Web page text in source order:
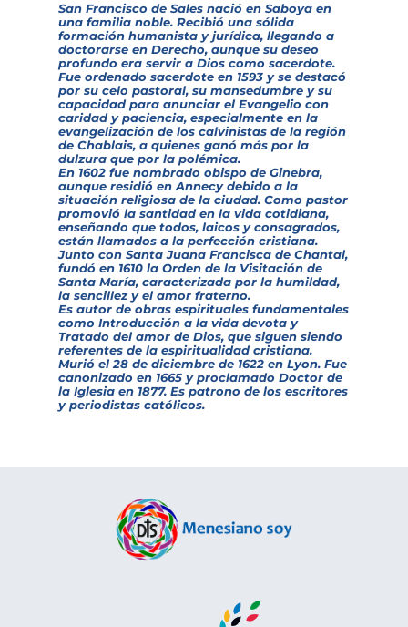
San Francisco de Sales nació en Saboya en
una familia noble. Recibió una sólida
formación humanista y jurídica, llegando a
doctorarse en Derecho, aunque su deseo
profundo era servir a Dios como sacerdote.
Fue ordenado sacerdote en 1593 y se destacó
por su celo pastoral, su mansedumbre y su
capacidad para anunciar el Evangelio con
caridad y paciencia, especialmente en la
evangelización de los calvinistas de la región
de Chablais, a quienes ganó más por la
dulzura que por la polémica.
En 1602 fue nombrado obispo de Ginebra,
aunque residió en Annecy debido a la
situación religiosa de la ciudad. Como pastor
promovió la santidad en la vida cotidiana,
enseñando que todos, laicos y consagrados,
están llamados a la perfección cristiana.
Junto con Santa Juana Francisca de Chantal,
fundó en 1610 la Orden de la Visitación de
Santa María, caracterizada por la humildad,
la sencillez y el amor fraterno.
Es autor de obras espirituales fundamentales
como Introducción a la vida devota y
Tratado del amor de Dios, que siguen siendo
referentes de la espiritualidad cristiana.
Murió el 28 de diciembre de 1622 en Lyon. Fue
canonizado en 1665 y proclamado Doctor de
la Iglesia en 1877. Es patrono de los escritores
y periodistas católicos.